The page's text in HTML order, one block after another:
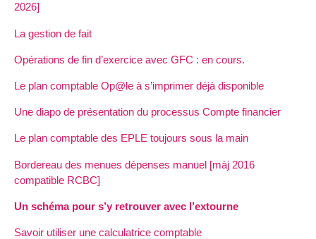
2026]
La gestion de fait
Opérations de fin d’exercice avec GFC : en cours.
Le plan comptable Op@le à s’imprimer déjà disponible
Une diapo de présentation du processus Compte financier
Le plan comptable des EPLE toujours sous la main
Bordereau des menues dépenses manuel [màj 2016
compatible RCBC]
Un schéma pour s’y retrouver avec l’extourne
Savoir utiliser une calculatrice comptable